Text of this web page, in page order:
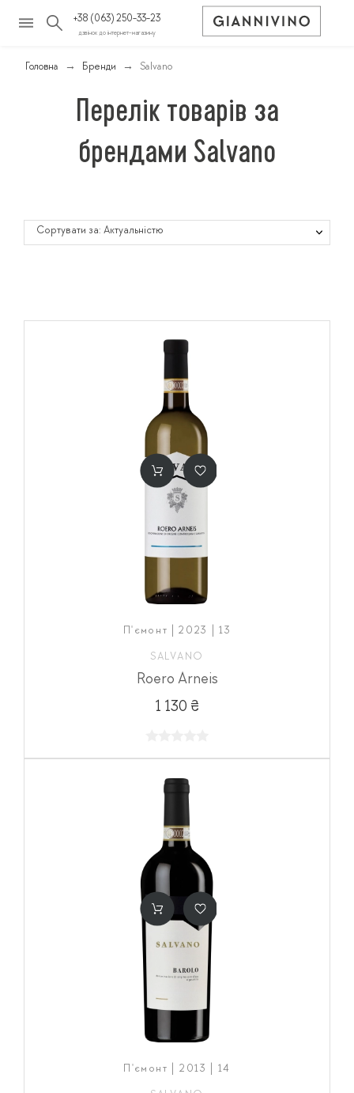
+38 (063) 250-33-23
дзвінок до інтернет-магазину
Головна Бренди Salvano
Перелік товарів за
брендами Salvano
Сортувати за: Актуальністю
П'ємонт | 2023 | 13
SALVANO
Roero Arneis
1 130 ₴
П'ємонт | 2013 | 14